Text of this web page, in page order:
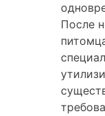
После